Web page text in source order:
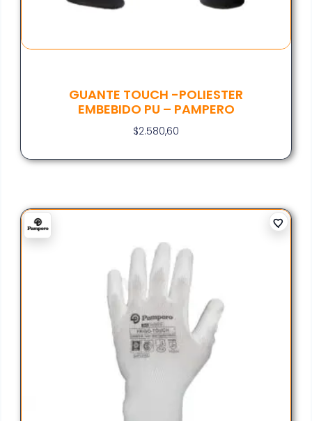
GUANTE TOUCH -POLIESTER
EMBEBIDO PU – PAMPERO
$2.580,60